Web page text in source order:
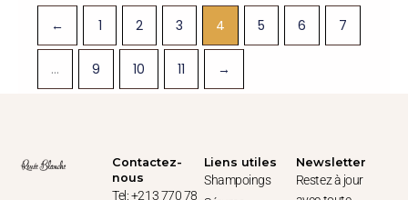
← 1 2 3 4 5 6 7
… 9 10 11 →
Contactez-
nous
Tel: +213 770 78
Liens utiles
Shampoings
Newsletter
Restez à jour